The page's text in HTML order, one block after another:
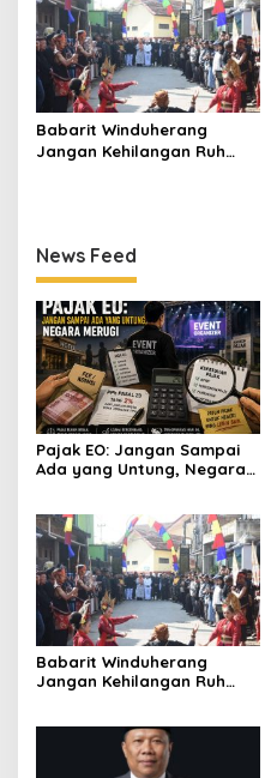
Babarit Winduherang
Jangan Kehilangan Ruh
News Feed
Pajak EO: Jangan Sampai
Ada yang Untung, Negara
Babarit Winduherang
Jangan Kehilangan Ruh